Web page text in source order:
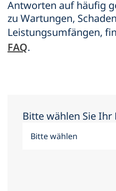
Antworten auf häufig
zu Wartungen,
Leistungsumfängen,
FAQ.
Bitte wählen Sie Ihr